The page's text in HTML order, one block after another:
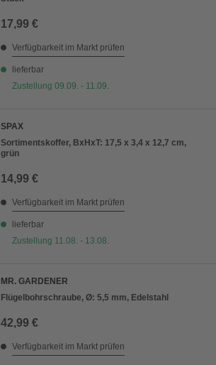
17,99 €
Verfügbarkeit im Markt prüfen
lieferbar
Zustellung 09.09. - 11.09.
SPAX
Sortimentskoffer, BxHxT: 17,5 x 3,4 x 12,7 cm,
grün
14,99 €
Verfügbarkeit im Markt prüfen
lieferbar
Zustellung 11.08. - 13.08.
MR. GARDENER
Flügelbohrschraube, Ø: 5,5 mm, Edelstahl
42,99 €
Verfügbarkeit im Markt prüfen